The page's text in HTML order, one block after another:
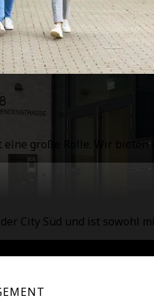
große Rolle. Wir bieten
City Süd und ist sowohl